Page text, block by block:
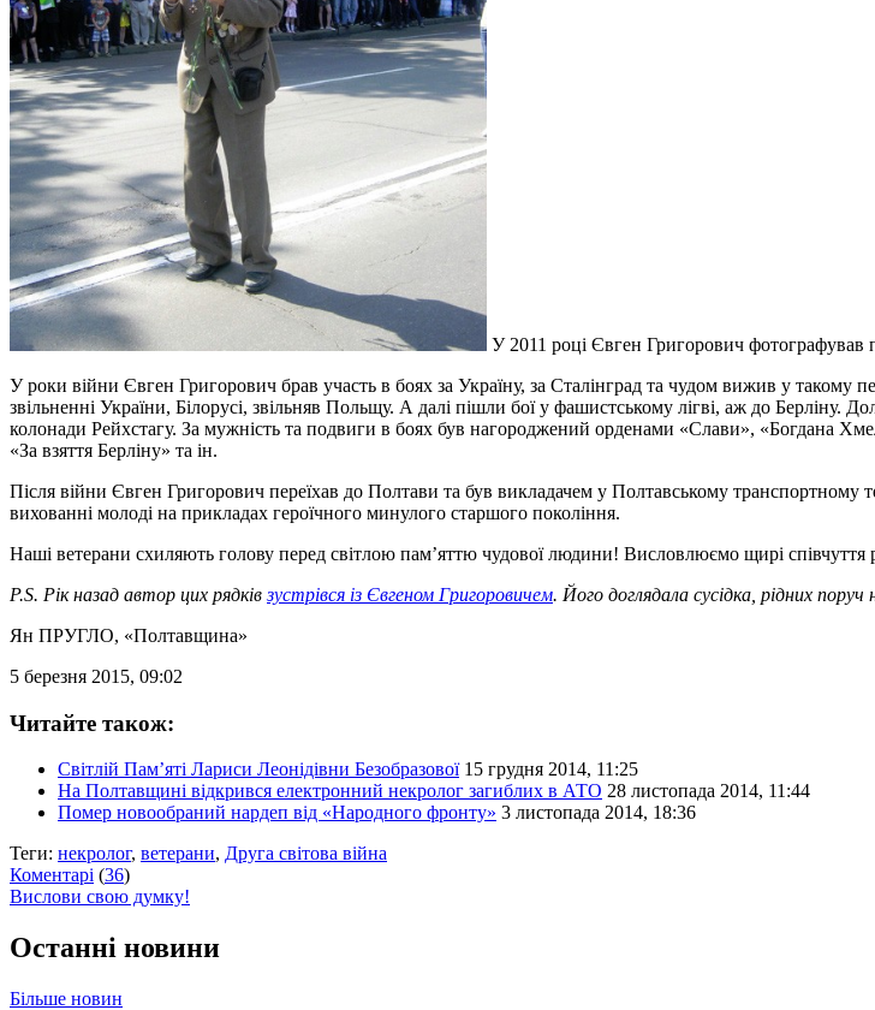
У 2011 році Євген Григорович фотографував
У роки війни Євген Григорович брав участь в боях за Україну, за Сталінград та чудом вижив у
звільненні України, Білорусі, звільняв Польщу. А далі пішли бої у фашистському лігві, аж до Берліну.
колонади Рейхстагу. За мужність та подвиги в боях був нагороджений орденами «Слави», «Богдана
«За взяття Берліну» та ін.
Після війни Євген Григорович переїхав до Полтави та був викладачем у Полтавському
вихованні молоді на прикладах героїчного минулого старшого покоління.
Наші ветерани схиляють голову перед світлою пам’яттю чудової людини! Висловлюємо щирі співчуття
P.S. Рік назад автор цих рядківзустрівся із Євгеном Григоровичем. Його доглядала сусідка, рідних
Ян ПРУГЛО, «Полтавщина»
5 березня 2015, 09:02
Читайте також:
Світлій Пам’яті Лариси Леонідівни Безобразової 15 грудня 2014, 11:25
На Полтавщині відкрився електронний некролог загиблих в АТО 28 листопада 2014, 11:44
Помер новообраний нардеп від «Народного фронту» 3 листопада 2014, 18:36
Теги: некролог, ветерани, Друга світова війна
Коментарі (36)
Вислови свою думку!
Останні новини
Більше новин